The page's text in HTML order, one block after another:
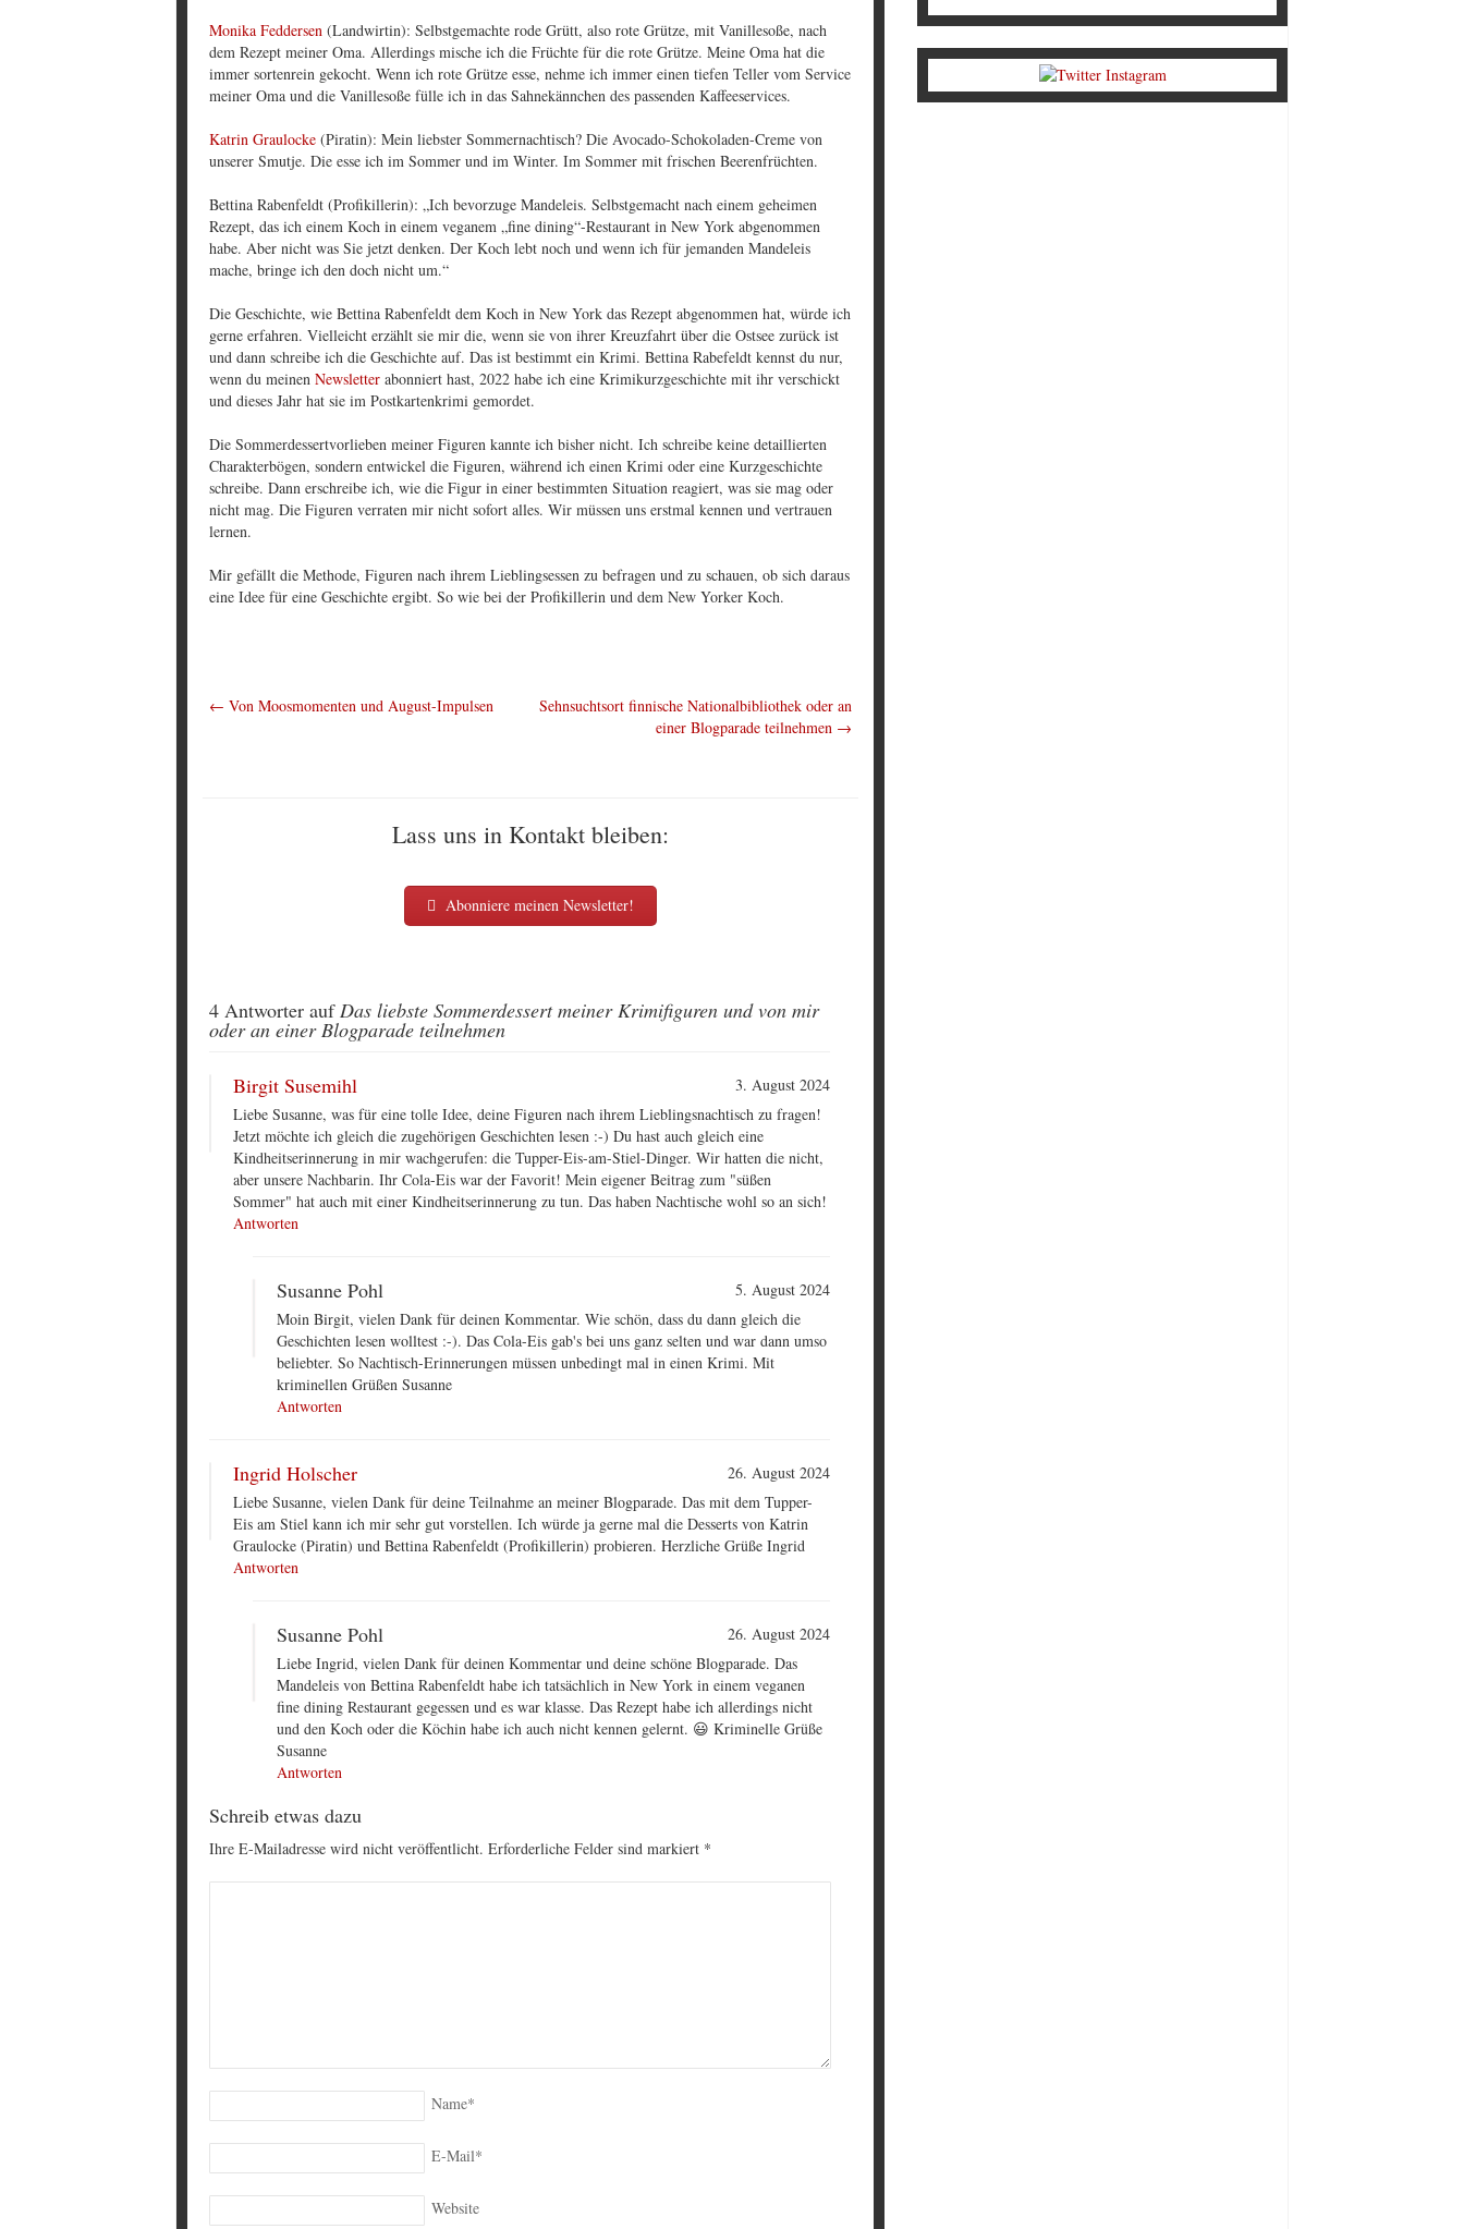
Monika Feddersen (Landwirtin): Selbstgemachte rode Grütt, also rote Grütze, mit Vanillesoße, nach
dem Rezept meiner Oma. Allerdings mische ich die Früchte für die rote Grütze. Meine Oma hat die
immer sortenrein gekocht. Wenn ich rote Grütze esse, nehme ich immer einen tiefen Teller vom Service
meiner Oma und die Vanillesoße fülle ich in das Sahnekännchen des passenden Kaffeeservices.
Katrin Graulocke (Piratin): Mein liebster Sommernachtisch? Die Avocado-Schokoladen-Creme von
unserer Smutje. Die esse ich im Sommer und im Winter. Im Sommer mit frischen Beerenfrüchten.
Bettina Rabenfeldt (Profikillerin): „Ich bevorzuge Mandeleis. Selbstgemacht nach einem geheimen
Rezept, das ich einem Koch in einem veganem „fine dining“-Restaurant in New York abgenommen
habe. Aber nicht was Sie jetzt denken. Der Koch lebt noch und wenn ich für jemanden Mandeleis
mache, bringe ich den doch nicht um.“
Die Geschichte, wie Bettina Rabenfeldt dem Koch in New York das Rezept abgenommen hat, würde ich
gerne erfahren. Vielleicht erzählt sie mir die, wenn sie von ihrer Kreuzfahrt über die Ostsee zurück ist
und dann schreibe ich die Geschichte auf. Das ist bestimmt ein Krimi. Bettina Rabefeldt kennst du nur,
wenn du meinen Newsletter abonniert hast, 2022 habe ich eine Krimikurzgeschichte mit ihr verschickt
und dieses Jahr hat sie im Postkartenkrimi gemordet.
Die Sommerdessertvorlieben meiner Figuren kannte ich bisher nicht. Ich schreibe keine detaillierten
Charakterbögen, sondern entwickel die Figuren, während ich einen Krimi oder eine Kurzgeschichte
schreibe. Dann erschreibe ich, wie die Figur in einer bestimmten Situation reagiert, was sie mag oder
nicht mag. Die Figuren verraten mir nicht sofort alles. Wir müssen uns erstmal kennen und vertrauen
lernen.
Mir gefällt die Methode, Figuren nach ihrem Lieblingsessen zu befragen und zu schauen, ob sich daraus
eine Idee für eine Geschichte ergibt. So wie bei der Profikillerin und dem New Yorker Koch.
← Von Moosmomenten und August-Impulsen
Sehnsuchtsort finnische Nationalbibliothek oder an
einer Blogparade teilnehmen →
Lass uns in Kontakt bleiben:
Abonniere meinen Newsletter!
4 Antworter aufDas liebste Sommerdessert meiner Krimifiguren und von mir
oder an einer Blogparade teilnehmen
Birgit Susemihl
3. August 2024
Liebe Susanne, was für eine tolle Idee, deine Figuren nach ihrem Lieblingsnachtisch zu fragen!
Jetzt möchte ich gleich die zugehörigen Geschichten lesen :-) Du hast auch gleich eine
Kindheitserinnerung in mir wachgerufen: die Tupper-Eis-am-Stiel-Dinger. Wir hatten die nicht,
aber unsere Nachbarin. Ihr Cola-Eis war der Favorit! Mein eigener Beitrag zum "süßen
Sommer" hat auch mit einer Kindheitserinnerung zu tun. Das haben Nachtische wohl so an sich!
Antworten
Susanne Pohl
5. August 2024
Moin Birgit, vielen Dank für deinen Kommentar. Wie schön, dass du dann gleich die
Geschichten lesen wolltest :-). Das Cola-Eis gab's bei uns ganz selten und war dann umso
beliebter. So Nachtisch-Erinnerungen müssen unbedingt mal in einen Krimi. Mit
kriminellen Grüßen Susanne
Antworten
Ingrid Holscher
26. August 2024
Liebe Susanne, vielen Dank für deine Teilnahme an meiner Blogparade. Das mit dem Tupper-
Eis am Stiel kann ich mir sehr gut vorstellen. Ich würde ja gerne mal die Desserts von Katrin
Graulocke (Piratin) und Bettina Rabenfeldt (Profikillerin) probieren. Herzliche Grüße Ingrid
Antworten
Susanne Pohl
26. August 2024
Liebe Ingrid, vielen Dank für deinen Kommentar und deine schöne Blogparade. Das
Mandeleis von Bettina Rabenfeldt habe ich tatsächlich in New York in einem veganen
fine dining Restaurant gegessen und es war klasse. Das Rezept habe ich allerdings nicht
und den Koch oder die Köchin habe ich auch nicht kennen gelernt. 😃 Kriminelle Grüße
Susanne
Antworten
Schreib etwas dazu
Ihre E-Mailadresse wird nicht veröffentlicht. Erforderliche Felder sind markiert *
Name*
E-Mail*
Website